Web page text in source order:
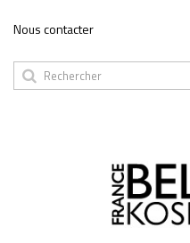
Nous contacter